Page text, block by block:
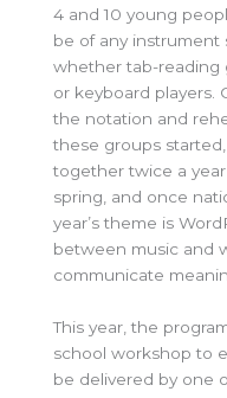
4 and 10 young
be of any instrument
whether tab-reading
or keyboard players.
the notation and
these groups
together twice a
spring, and once
year’s theme is
between music and
communicate
This year, the
school workshop to
be delivered by one